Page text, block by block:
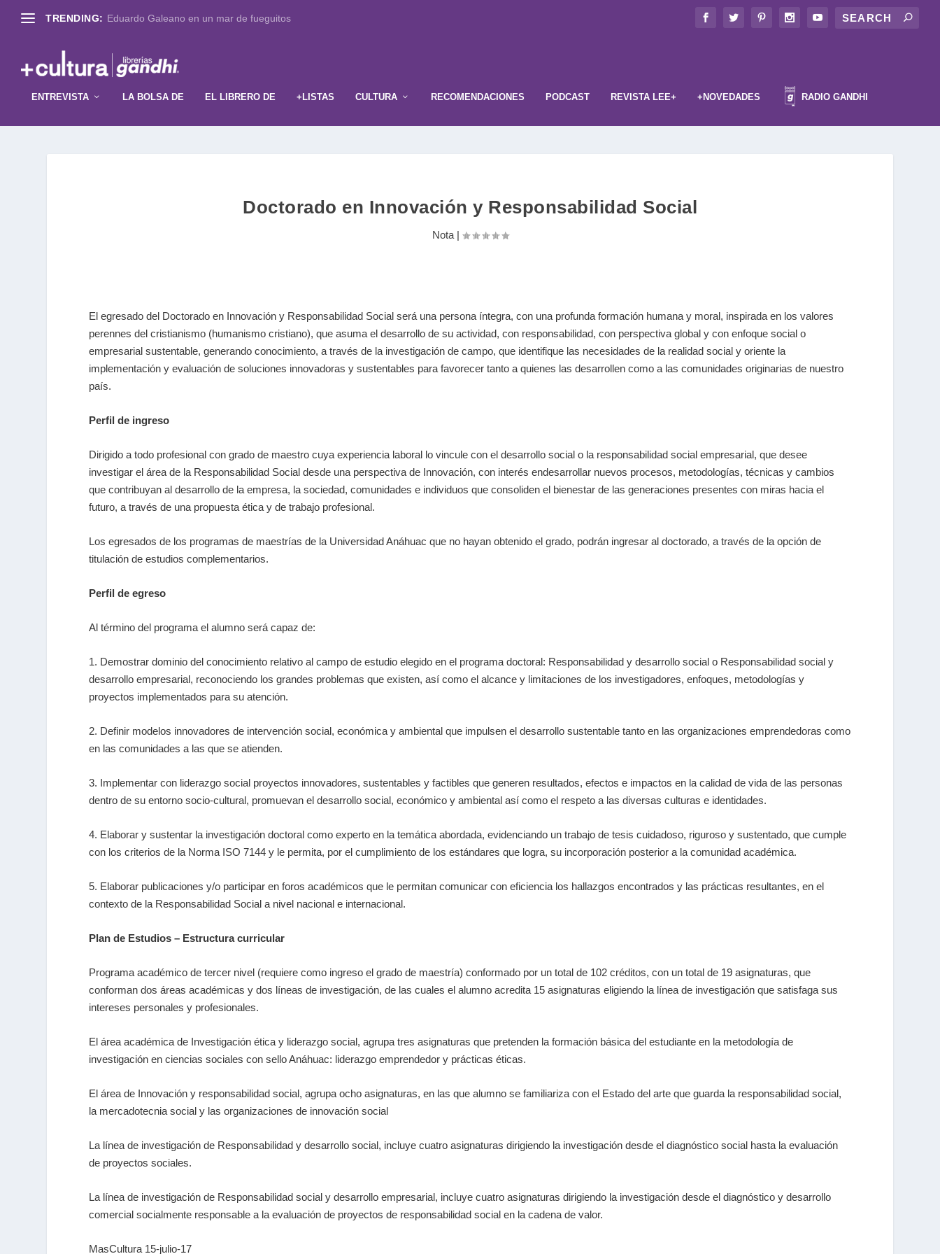
TRENDING: Eduardo Galeano en un mar de fueguitos
ENTREVISTA LA BOLSA DE EL LIBRERO DE +LISTAS CULTURA RECOMENDACIONES PODCAST REVISTA LEE+ +NOVEDADES RADIO GANDHI
Doctorado en Innovación y Responsabilidad Social
Nota|
El egresado del Doctorado en Innovación y Responsabilidad Social será una persona íntegra, con una profunda formación humana y moral, inspirada en los valores
perennes del cristianismo (humanismo cristiano), que asuma el desarrollo de su actividad, con responsabilidad, con perspectiva global y con enfoque social o
empresarial sustentable, generando conocimiento, a través de la investigación de campo, que identifique las necesidades de la realidad social y oriente la
implementación y evaluación de soluciones innovadoras y sustentables para favorecer tanto a quienes las desarrollen como a las comunidades originarias de nuestro
país.
Perfil de ingreso
Dirigido a todo profesional con grado de maestro cuya experiencia laboral lo vincule con el desarrollo social o la responsabilidad social empresarial, que desee
investigar el área de la Responsabilidad Social desde una perspectiva de Innovación, con interés endesarrollar nuevos procesos, metodologías, técnicas y cambios
que contribuyan al desarrollo de la empresa, la sociedad, comunidades e individuos que consoliden el bienestar de las generaciones presentes con miras hacia el
futuro, a través de una propuesta ética y de trabajo profesional.
Los egresados de los programas de maestrías de la Universidad Anáhuac que no hayan obtenido el grado, podrán ingresar al doctorado, a través de la opción de
titulación de estudios complementarios.
Perfil de egreso
Al término del programa el alumno será capaz de:
1. Demostrar dominio del conocimiento relativo al campo de estudio elegido en el programa doctoral: Responsabilidad y desarrollo social o Responsabilidad social y
desarrollo empresarial, reconociendo los grandes problemas que existen, así como el alcance y limitaciones de los investigadores, enfoques, metodologías y
proyectos implementados para su atención.
2. Definir modelos innovadores de intervención social, económica y ambiental que impulsen el desarrollo sustentable tanto en las organizaciones emprendedoras como
en las comunidades a las que se atienden.
3. Implementar con liderazgo social proyectos innovadores, sustentables y factibles que generen resultados, efectos e impactos en la calidad de vida de las personas
dentro de su entorno socio-cultural, promuevan el desarrollo social, económico y ambiental así como el respeto a las diversas culturas e identidades.
4. Elaborar y sustentar la investigación doctoral como experto en la temática abordada, evidenciando un trabajo de tesis cuidadoso, riguroso y sustentado, que cumple
con los criterios de la Norma ISO 7144 y le permita, por el cumplimiento de los estándares que logra, su incorporación posterior a la comunidad académica.
5. Elaborar publicaciones y/o participar en foros académicos que le permitan comunicar con eficiencia los hallazgos encontrados y las prácticas resultantes, en el
contexto de la Responsabilidad Social a nivel nacional e internacional.
Plan de Estudios – Estructura curricular
Programa académico de tercer nivel (requiere como ingreso el grado de maestría) conformado por un total de 102 créditos, con un total de 19 asignaturas, que
conforman dos áreas académicas y dos líneas de investigación, de las cuales el alumno acredita 15 asignaturas eligiendo la línea de investigación que satisfaga sus
intereses personales y profesionales.
El área académica de Investigación ética y liderazgo social, agrupa tres asignaturas que pretenden la formación básica del estudiante en la metodología de
investigación en ciencias sociales con sello Anáhuac: liderazgo emprendedor y prácticas éticas.
El área de Innovación y responsabilidad social, agrupa ocho asignaturas, en las que alumno se familiariza con el Estado del arte que guarda la responsabilidad social,
la mercadotecnia social y las organizaciones de innovación social
La línea de investigación de Responsabilidad y desarrollo social, incluye cuatro asignaturas dirigiendo la investigación desde el diagnóstico social hasta la evaluación
de proyectos sociales.
La línea de investigación de Responsabilidad social y desarrollo empresarial, incluye cuatro asignaturas dirigiendo la investigación desde el diagnóstico y desarrollo
comercial socialmente responsable a la evaluación de proyectos de responsabilidad social en la cadena de valor.
MasCultura 15-julio-17